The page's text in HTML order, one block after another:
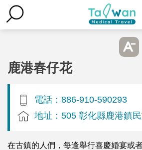
鹿港春仔花
電話：886-910-590293
地址：505 彰化縣鹿港鎮
在古鎮的人們，每逢舉行喜慶婚宴或